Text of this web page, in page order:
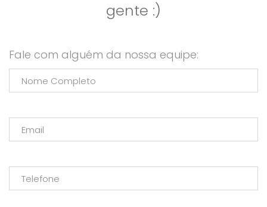
gente :)
Fale com alguém da nossa equipe: